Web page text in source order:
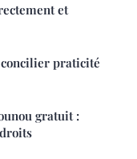
et
praticité
gratuit :